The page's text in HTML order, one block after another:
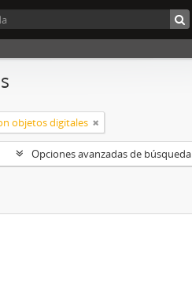
objetos digitales
Opciones avanzadas de búsqueda